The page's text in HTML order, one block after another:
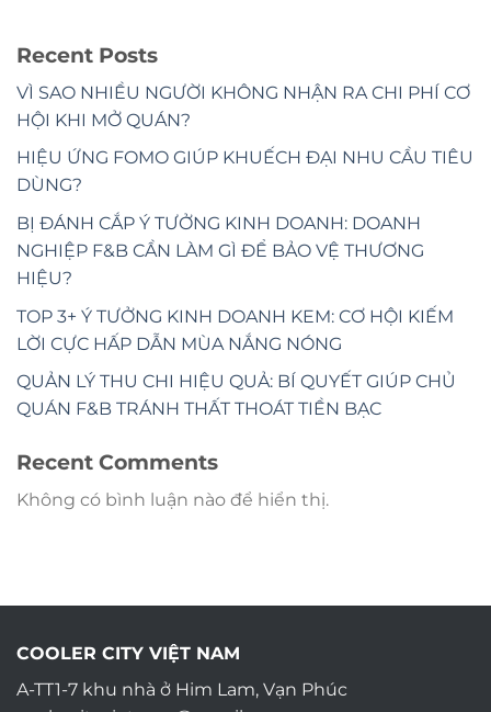
Recent Posts
VÌ SAO NHIỀU NGƯỜI KHÔNG NHẬN RA CHI PHÍ CƠ
HỘI KHI MỞ QUÁN?
HIỆU ỨNG FOMO GIÚP KHUẾCH ĐẠI NHU CẦU TIÊU
DÙNG?
BỊ ĐÁNH CẮP Ý TƯỞNG KINH DOANH: DOANH
NGHIỆP F&B CẦN LÀM GÌ ĐỂ BẢO VỆ THƯƠNG
HIỆU?
TOP 3+ Ý TƯỞNG KINH DOANH KEM: CƠ HỘI KIẾM
LỜI CỰC HẤP DẪN MÙA NẮNG NÓNG
QUẢN LÝ THU CHI HIỆU QUẢ: BÍ QUYẾT GIÚP CHỦ
QUÁN F&B TRÁNH THẤT THOÁT TIỀN BẠC
Recent Comments
Không có bình luận nào để hiển thị.
COOLER CITY VIỆT NAM
A-TT1-7 khu nhà ở Him Lam, Vạn Phúc